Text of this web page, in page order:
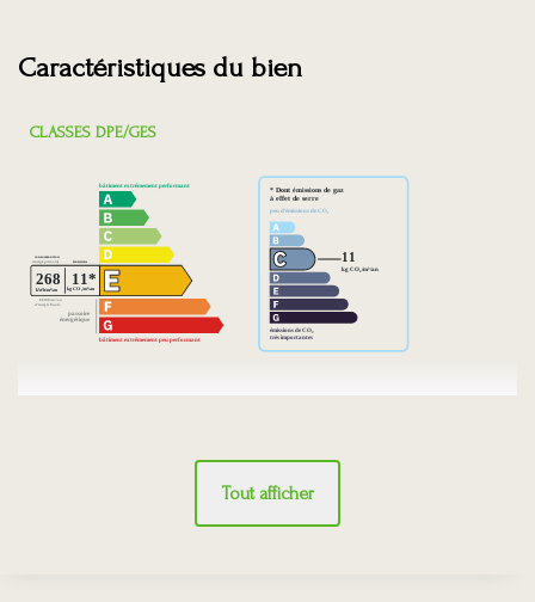
Caractéristiques du bien
CLASSES DPE/GES
Tout afficher